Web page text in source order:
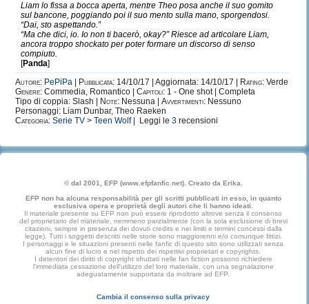
Liam lo fissa a bocca aperta, mentre Theo posa anche il suo gomito
sul bancone, poggiando poi il suo mento sulla mano, sporgendosi.
“Dai, sto aspettando.”
“Ma che dici, io. Io non ti bacerò, okay?” Riesce ad articolare Liam,
ancora troppo shockato per poter formare un discorso di senso
compiuto.
[Panda]
Autore: PePiPa Pubblicata: 14/10/17 | Aggiornata: 14/10/17 | Rating: Verde
Genere: Commedia, Romantico | Capitoli: 1 - One shot | Completa
Tipo di coppia: Slash |
Note: Nessuna | Avvertimenti: Nessuno
Personaggi: Liam Dunbar, Theo Raeken
Categoria: Serie TV > Teen Wolf| Leggi le 3 recensioni
© dal 2001, EFP (www.efpfanfic.net). Creato da Erika.
EFP non ha alcuna responsabilità per gli scritti pubblicati in esso, in quanto
esclusiva opera e proprietà degli autori che li hanno ideati.
Il materiale presente su EFP non può essere riprodotto altrove senza il consenso
del proprietario del materiale, nemmeno parzialmente (con la sola esclusione di brevi
citazioni, sempre in presenza dei dovuti credits e nei limiti e termini concessi dalla
legge). Tutti i soggetti descritti nelle storie sono maggiorenni e/o comunque fittizi.
I personaggi e le situazioni presenti nelle fanfic di questo sito sono utilizzati senza
alcun fine di lucro e nel rispetto dei rispettivi proprietari e copyrights.
I detentori dei diritti di copyright sfruttati nelle fan fiction possono richiedere
l'immediata cessazione dell'utilizzo del loro materiale, con una segnalazione
adeguatamente supportata da inoltrare ad EFP.
Cambia il consenso sulla privacy